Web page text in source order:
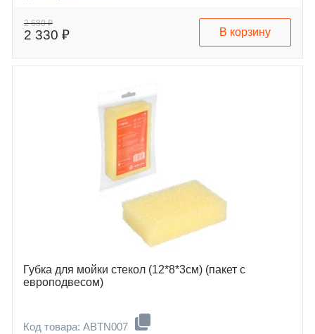
2 680 ₽
2 330 ₽ В корзину
Губка для мойки стекол (12*8*3см) (пакет с
европодвесом)
Код товара: ABTN007